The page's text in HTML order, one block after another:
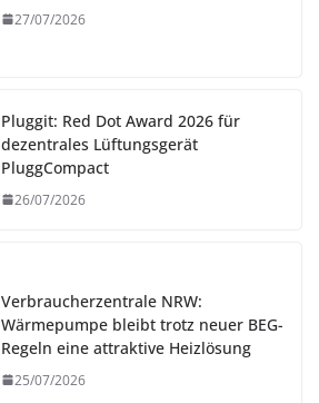
27/07/2026
Pluggit: Red Dot Award 2026 für
dezentrales Lüftungsgerät
PluggCompact
26/07/2026
Verbraucherzentrale NRW:
Wärmepumpe bleibt trotz neuer BEG-
Regeln eine attraktive Heizlösung
25/07/2026